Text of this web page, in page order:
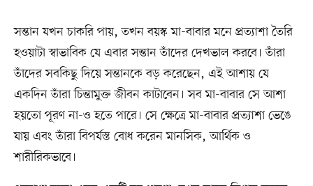
সন্তান যখন চাকরি পায়, তখন বয়স্ক মা-বাবার মনে প্রত্যাশা তৈরি
হওয়াটা স্বাভাবিক যে এবার সন্তান তাঁদের দেখভাল করবে। তাঁরা
তাঁদের সবকিছু দিয়ে সন্তানকে বড় করেছেন, এই আশায় যে
একদিন তাঁরা চিন্তামুক্ত জীবন কাটাবেন। সব মা-বাবার সে আশা
হয়তো পূরণ না-ও হতে পারে। সে ক্ষেত্রে মা-বাবার প্রত্যাশা ভেঙে
যায় এবং তাঁরা বিপর্যস্ত বোধ করেন মানসিক, আর্থিক ও
শারীরিকভাবে।